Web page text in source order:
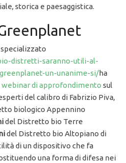
storica e paesaggistica.
distretti-saranno-utili-al-
un-unanime-si/ha
webinar di approfondimento sul
del calibro di Fabrizio Piva,
biologico Appennino
del Distretto bio Terre
del Distretto bio Altopiano di
di un dispositivo che fa
una forma di difesa nei